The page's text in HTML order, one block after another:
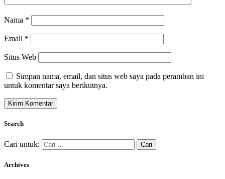
Nama *
Email *
Situs Web
Simpan nama, email, dan situs web saya pada peramban ini
untuk komentar saya berikutnya.
Search
Cari untuk:
Archives